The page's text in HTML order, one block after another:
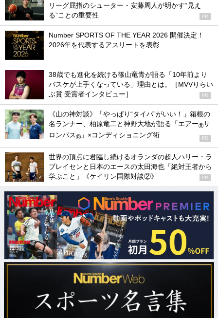
リーグ屈指のシューター・安藤周人が明かす“見え
る”ことの重要性
PR
Number SPORTS OF THE YEAR 2026 開催決定！
2026年を代表するアスリートを表彰
38歳でも進化を続ける篠山竜青が語る「10年前より
バスケが上手くなっている」理由とは。［MVVりらい
ぶ賞 受賞者インタビュー］
PR
《山の神対談》「やっぱり“タイパ”がいい！」箱根の
名ランナー、柏原竜二と神野大地が語る「エアー®サ
ロンパス® 」×コンディショニング術 PR
世界の頂点に君臨し続けるオランダの超人ハリー・ラ
ブレイセンと日本のエースの太田海也「絶対王者から
学ぶこと」《ケイリン国際対談②》
PR